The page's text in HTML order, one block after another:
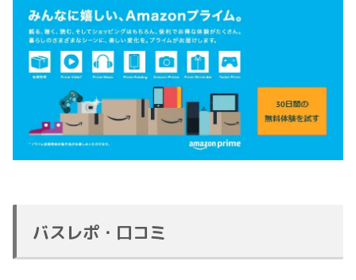
バスレポ・口コミ